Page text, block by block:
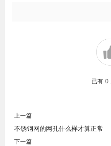
已有 0
上一篇
不锈钢网的网孔什么样才算正常
下一篇